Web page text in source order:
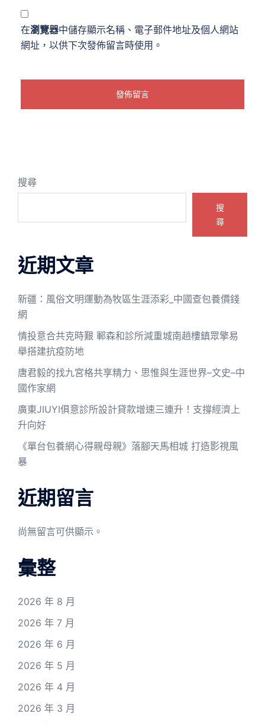
在瀏覽器中儲存顯示名稱、電子郵件地址及個人網站
網址，以供下次發佈留言時使用。
搜尋
搜
尋
近期文章
新疆：風俗文明運動為牧區生涯添彩_中國查包養價錢
網
情投意合共克時艱 鄆森和診所減重城南趙樓鎮眾擎易
舉搭建抗疫防地
唐君毅的找九宮格共享精力、思惟與生涯世界–文史–中
國作家網
廣東JIUYI俱意診所設計貸款增速三連升！支撐經濟上
升向好
《單台包養網心得親母親》落腳天馬相城 打造影視風
暴
近期留言
尚無留言可供顯示。
彙整
2026 年 8 月
2026 年 7 月
2026 年 6 月
2026 年 5 月
2026 年 4 月
2026 年 3 月